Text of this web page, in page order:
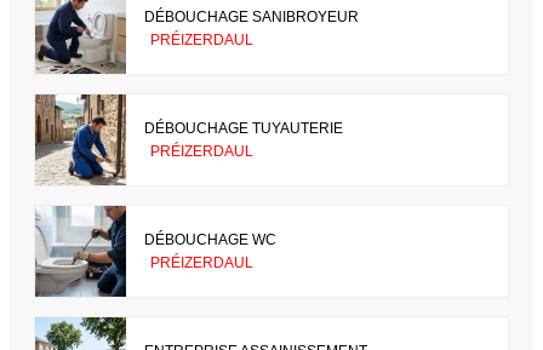
DÉBOUCHAGE SANIBROYEUR
PRÉIZERDAUL
DÉBOUCHAGE TUYAUTERIE
PRÉIZERDAUL
DÉBOUCHAGE WC
PRÉIZERDAUL